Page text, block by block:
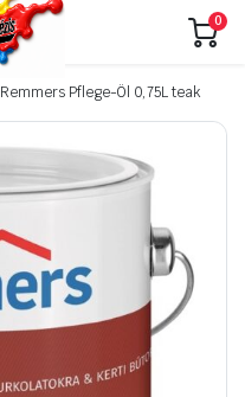
0
Remmers Pflege-Öl 0,75L teak